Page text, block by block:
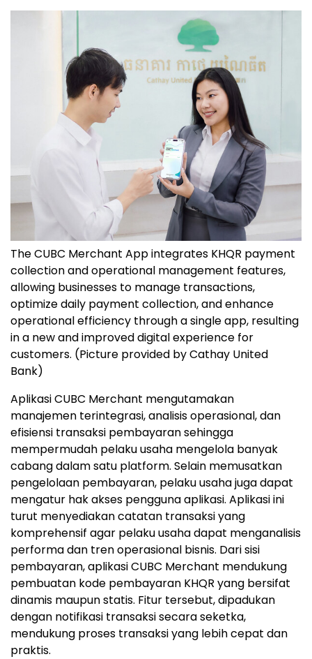
The CUBC Merchant App integrates KHQR payment
collection and operational management features,
allowing businesses to manage transactions,
optimize daily payment collection, and enhance
operational efficiency through a single app, resulting
in a new and improved digital experience for
customers. (Picture provided by Cathay United
Bank)
Aplikasi CUBC Merchant mengutamakan
manajemen terintegrasi, analisis operasional, dan
efisiensi transaksi pembayaran sehingga
mempermudah pelaku usaha mengelola banyak
cabang dalam satu platform. Selain memusatkan
pengelolaan pembayaran, pelaku usaha juga dapat
mengatur hak akses pengguna aplikasi. Aplikasi ini
turut menyediakan catatan transaksi yang
komprehensif agar pelaku usaha dapat menganalisis
performa dan tren operasional bisnis. Dari sisi
pembayaran, aplikasi CUBC Merchant mendukung
pembuatan kode pembayaran KHQR yang bersifat
dinamis maupun statis. Fitur tersebut, dipadukan
dengan notifikasi transaksi secara seketka,
mendukung proses transaksi yang lebih cepat dan
praktis.